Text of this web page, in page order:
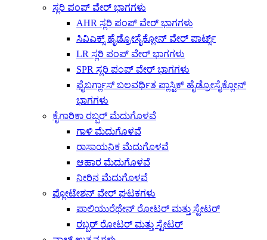
ಸ್ಲರಿ ಪಂಪ್ ವೇರ್ ಭಾಗಗಳು
AHR ಸ್ಲರಿ ಪಂಪ್ ವೇರ್ ಭಾಗಗಳು
ಸಿವಿಎಕ್ಸ್ ಹೈಡ್ರೋಸೈಕ್ಲೋನ್ ವೇರ್ ಪಾರ್ಟ್ಸ್
LR ಸ್ಲರಿ ಪಂಪ್ ವೇರ್ ಭಾಗಗಳು
SPR ಸ್ಲರಿ ಪಂಪ್ ವೇರ್ ಭಾಗಗಳು
ಫೈಬರ್ಗ್ಲಾಸ್ ಬಲವರ್ಧಿತ ಪ್ಲಾಸ್ಟಿಕ್ ಹೈಡ್ರೋಸೈಕ್ಲೋನ್
ಭಾಗಗಳು
ಕೈಗಾರಿಕಾ ರಬ್ಬರ್ ಮೆದುಗೊಳವೆ
ಗಾಳಿ ಮೆದುಗೊಳವೆ
ರಾಸಾಯನಿಕ ಮೆದುಗೊಳವೆ
ಆಹಾರ ಮೆದುಗೊಳವೆ
ನೀರಿನ ಮೆದುಗೊಳವೆ
ಫ್ಲೋಟೇಶನ್ ವೇರ್ ಘಟಕಗಳು
ಪಾಲಿಯುರೆಥೇನ್ ರೋಟರ್ ಮತ್ತು ಸ್ಟೇಟರ್
ರಬ್ಬರ್ ರೋಟರ್ ಮತ್ತು ಸ್ಟೇಟರ್